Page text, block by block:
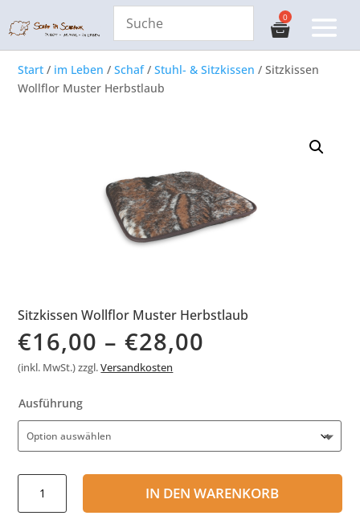
Start / im Leben /Schaf/Stuhl- & Sitzkissen / Sitzkissen
Wollflor Muster Herbstlaub
Sitzkissen Wollflor Muster Herbstlaub
€16,00 –€28,00
(inkl. MwSt.) zzgl.Versandkosten
Ausführung
Wollflor
IN DEN WARENKORB